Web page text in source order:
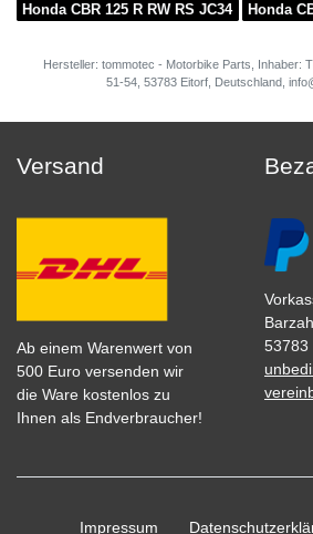
Honda CBR 125 R RW RS JC34 Honda
Hersteller: tommotec - Motorbike Parts, Inhaber:
51-54, 53783 Eitorf, Deutschland,
Versand
Ab einem Warenwert von
500 Euro versenden wir
die Ware kostenlos zu
Ihnen als Endverbraucher!
53783
Impressum